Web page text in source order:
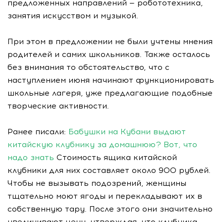
предложенных направлений — робототехника,
занятия искусством и музыкой.
При этом в предложении не были учтены мнения
родителей и самих школьников. Также осталось
без внимания то обстоятельство, что с
наступлением июня начинают функционировать
школьные лагеря, уже предлагающие подобные
творческие активности.
Ранее писали: Бабушки на Кубани выдают
китайскую клубнику за домашнюю? Вот, что
надо знать Стоимость ящика китайской
клубники для них составляет около 900 рублей.
Чтобы не вызывать подозрений, женщины
тщательно моют ягоды и перекладывают их в
собственную тару. После этого они значительно